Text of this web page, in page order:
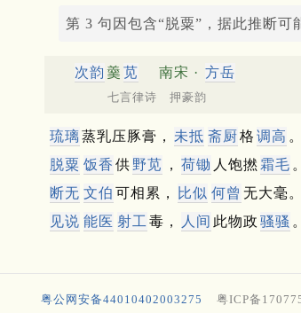
第 3 句因包含“脱粟”，据此推断可
次韵 羹 苋 南宋 · 方岳
七言律诗 押豪韵
琉璃蒸乳压豚膏， 未抵 斋厨格 调高 。
脱粟 饭香 供 野苋 ， 荷锄 人饱撚 霜毛 。
断无 文伯 可相累， 比似 何曾 无大毫。
见说 能医 射工 毒， 人间 此物政 骚骚 。
粤公网安备44010402003275 粤ICP备